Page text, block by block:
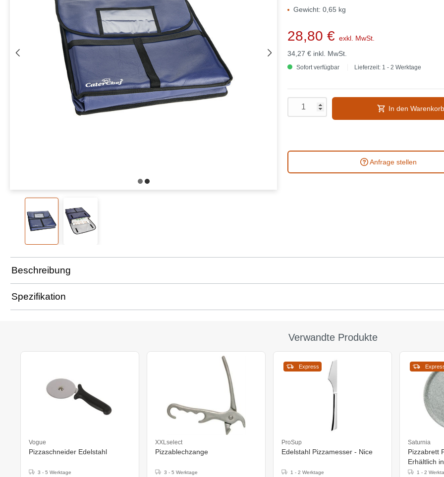
Gewicht: 0,65 kg
28,80 € exkl. MwSt.
34,27 € inkl. MwSt.
Sofort verfügbar Lieferzeit: 1 - 2 Werktage
In den Warenkorb
Anfrage stellen
Beschreibung
Spezifikation
Verwandte Produkte
Vogue
Pizzaschneider Edelstahl
3 - 5 Werktage
XXLselect
Pizzablechzange
3 - 5 Werktage
Express
ProSup
Edelstahl Pizzamesser - Nice
1 - 2 Werktage
Saturnia
Pizzabrett
Erhältlich
1 - 2